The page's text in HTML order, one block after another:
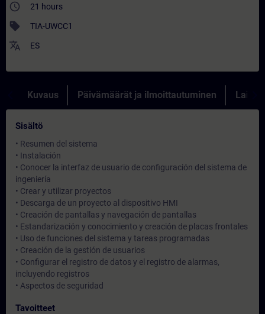
access_time 21 hours
sell TIA-UWCC1
translate ES
Kuvaus Päivämäärät ja ilmoittautuminen
Sisältö
• Resumen del sistema
• Instalación
• Conocer la interfaz de usuario de configuración del sistema de
ingeniería
• Crear y utilizar proyectos
• Descarga de un proyecto al dispositivo HMI
• Creación de pantallas y navegación de pantallas
• Estandarización y conocimiento y creación de placas frontales
• Uso de funciones del sistema y tareas programadas
• Creación de la gestión de usuarios
• Configurar el registro de datos y el registro de alarmas,
incluyendo registros
• Aspectos de seguridad
Tavoitteet